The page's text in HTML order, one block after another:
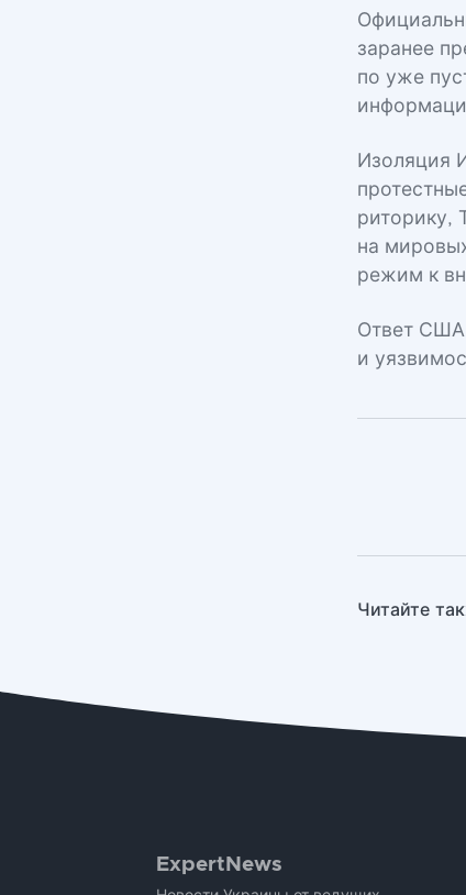
заранее
по уже
Изоляция
риторику,
на
режим к
Ответ США
и
Читайте
ExpertNews